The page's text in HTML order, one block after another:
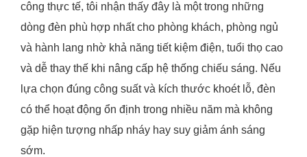
công thực tế, tôi nhận thấy đây là một trong những
dòng đèn phù hợp nhất cho phòng khách, phòng ngủ
và hành lang nhờ khả năng tiết kiệm điện, tuổi thọ cao
và dễ thay thế khi nâng cấp hệ thống chiếu sáng. Nếu
lựa chọn đúng công suất và kích thước khoét lỗ, đèn
có thể hoạt động ổn định trong nhiều năm mà không
gặp hiện tượng nhấp nháy hay suy giảm ánh sáng
sớm.